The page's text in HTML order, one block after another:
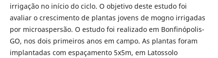
irrigação no início do ciclo. O objetivo deste estudo foi
avaliar o crescimento de plantas jovens de mogno irrigadas
por microaspersão. O estudo foi realizado em Bonfinópolis-
GO, nos dois primeiros anos em campo. As plantas foram
implantadas com espaçamento 5x5m, em Latossolo